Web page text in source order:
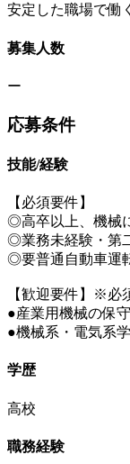
安定した職場で働
募集人数
ー
応募条件
技能/経験
【必須要件】
◎高卒以上、機械
◎業務未経験・第
◎要普通自動車運
【歓迎要件】※必
●産業用機械の保
●機械系・電気系
学歴
高校
職務経験